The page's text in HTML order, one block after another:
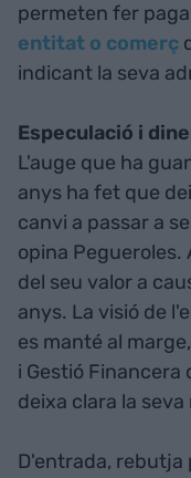
permeten fer
entitat o comerç
indicant la seva
Especulació i
L'auge que ha
anys ha fet que
canvi a passar a
opina
del seu valor a
anys. La visió de
es manté al
i Gestió Financera
deixa clara la
D'entrada, rebutja